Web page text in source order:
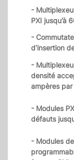
-
PXI jusqu’à
-
d’insertion
-
densité
ampères
- Modules
défauts
- Modules